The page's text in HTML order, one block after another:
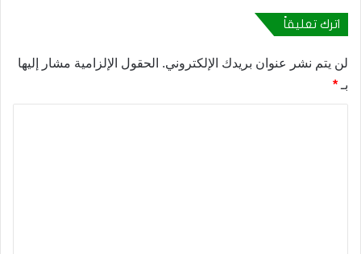
اترك تعليقاً
لن يتم نشر عنوان بريدك الإلكتروني. الحقول الإلزامية مشار إليها
بـ *